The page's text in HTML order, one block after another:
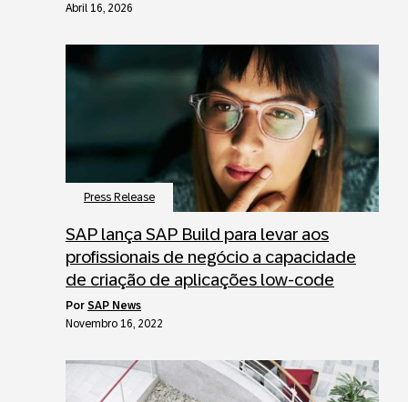
Abril 16, 2026
Press Release
SAP lança SAP Build para levar aos
profissionais de negócio a capacidade
de criação de aplicações low-code
por SAP News
Novembro 16, 2022